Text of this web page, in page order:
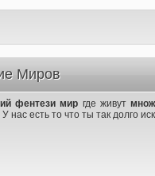
Миров
фентези мир где живут
У нас есть то что ты так долго